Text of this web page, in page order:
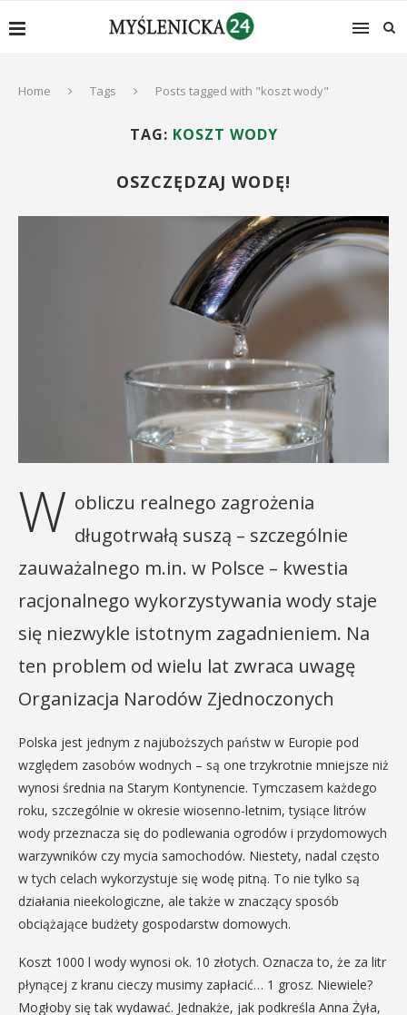
Home Tags Posts tagged with "koszt wody"
TAG: KOSZT WODY
OSZCZĘDZAJ WODĘ!
W obliczu realnego zagrożenia
długotrwałą suszą – szczególnie
zauważalnego m.in. w Polsce – kwestia
racjonalnego wykorzystywania wody staje
się niezwykle istotnym zagadnieniem. Na
ten problem od wielu lat zwraca uwagę
Organizacja Narodów Zjednoczonych
Polska jest jednym z najuboższych państw w Europie pod
względem zasobów wodnych – są one trzykrotnie mniejsze niż
wynosi średnia na Starym Kontynencie. Tymczasem każdego
roku, szczególnie w okresie wiosenno-letnim, tysiące litrów
wody przeznacza się do podlewania ogrodów i przydomowych
warzywników czy mycia samochodów. Niestety, nadal często
w tych celach wykorzystuje się wodę pitną. To nie tylko są
działania nieekologiczne, ale także w znaczący sposób
obciążające budżety gospodarstw domowych.
Koszt 1000 l wody wynosi ok. 10 złotych. Oznacza to, że za litr
płynącej z kranu cieczy musimy zapłacić… 1 grosz. Niewiele?
Mogłoby się tak wydawać. Jednakże, jak podkreśla Anna Żyła,